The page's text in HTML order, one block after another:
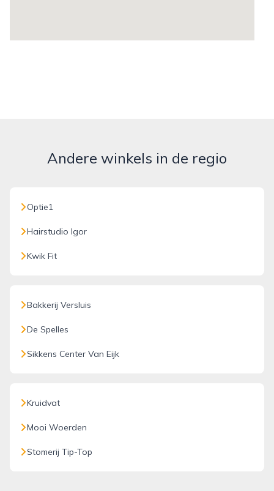
Andere winkels in de regio
Optie1
Hairstudio Igor
Kwik Fit
Bakkerij Versluis
De Spelles
Sikkens Center Van Eijk
Kruidvat
Mooi Woerden
Stomerij Tip-Top